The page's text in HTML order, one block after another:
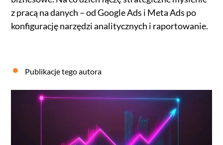
z pracą na danych – od Google Ads i Meta Ads po
konfigurację narzędzi analitycznych i raportowanie.
Publikacje tego autora